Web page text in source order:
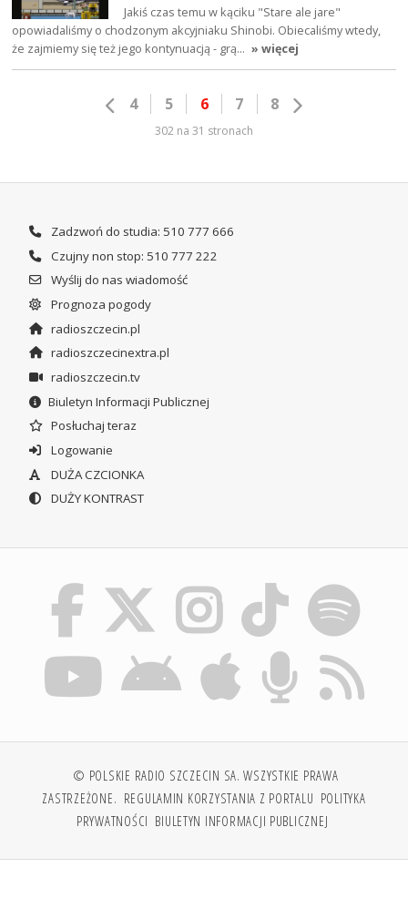
Jakiś czas temu w kąciku "Stare ale jare"
opowiadaliśmy o chodzonym akcyjniaku Shinobi. Obiecaliśmy wtedy,
że zajmiemy się też jego kontynuacją - grą… » więcej
4 5 6 7 8
302 na 31 stronach
Zadzwoń do studia: 510 777 666
Czujny non stop: 510 777 222
Wyślij do nas wiadomość
Prognoza pogody
radioszczecin.pl
radioszczecinextra.pl
radioszczecin.tv
Biuletyn Informacji Publicznej
Posłuchaj teraz
Logowanie
DUŻA CZCIONKA
DUŻY KONTRAST
© POLSKIE RADIO SZCZECIN SA. WSZYSTKIE PRAWA
ZASTRZEŻONE. REGULAMIN KORZYSTANIA Z PORTALU POLITYKA
PRYWATNOŚCI BIULETYN INFORMACJI PUBLICZNEJ